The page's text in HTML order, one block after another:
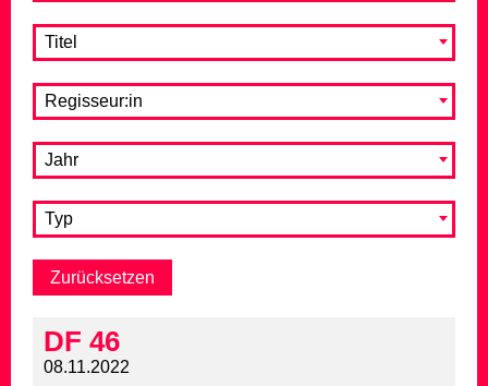
Titel
Regisseur:in
Jahr
Typ
DF 46
08.11.2022